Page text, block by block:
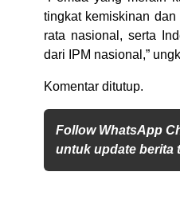
tingkat kemiskinan
rata nasional, serta
dari IPM nasional,”
Komentar ditutup.
Follow WhatsApp
untuk update berita